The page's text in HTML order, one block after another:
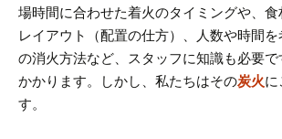
場時間に合わせた着火のタイミングや、
レイアウト（配置の仕方）、人数や時間
の消火方法など、スタッフに知識も必要
かかります。
しかし、私たちはその炭火に
す。